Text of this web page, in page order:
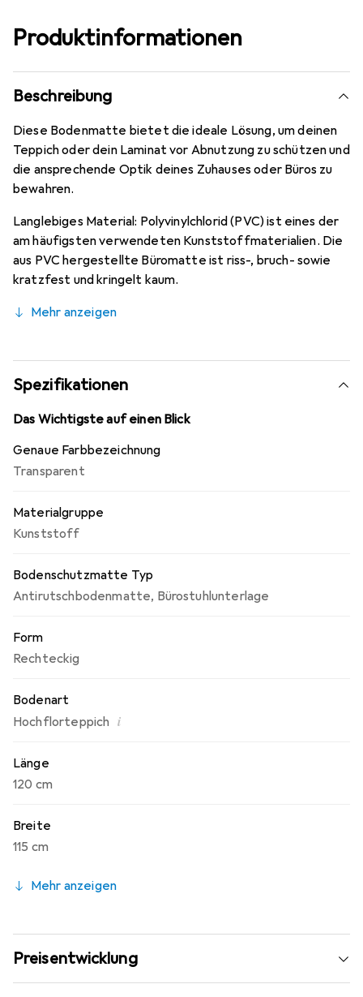
Produktinformationen
Beschreibung
Diese Bodenmatte bietet die ideale Lösung, um deinen
Teppich oder dein Laminat vor Abnutzung zu schützen und
die ansprechende Optik deines Zuhauses oder Büros zu
bewahren.
Langlebiges Material: Polyvinylchlorid (PVC) ist eines der
am häufigsten verwendeten Kunststoffmaterialien. Die
aus PVC hergestellte Büromatte ist riss-, bruch- sowie
kratzfest und kringelt kaum.
Mehr anzeigen
Spezifikationen
Das Wichtigste auf einen Blick
Genaue Farbbezeichnung
Transparent
Materialgruppe
Kunststoff
Bodenschutzmatte Typ
Antirutschbodenmatte, Bürostuhlunterlage
Form
Rechteckig
Bodenart
Hochflorteppich i
Länge
120 cm
Breite
115 cm
Mehr anzeigen
Preisentwicklung